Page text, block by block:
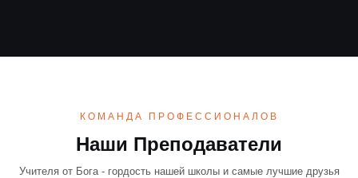
КОМАНДА ПРОФЕССИОНАЛОВ
Наши Преподаватели
Учителя от Бога - гордость нашей школы и самые лучшие друзья